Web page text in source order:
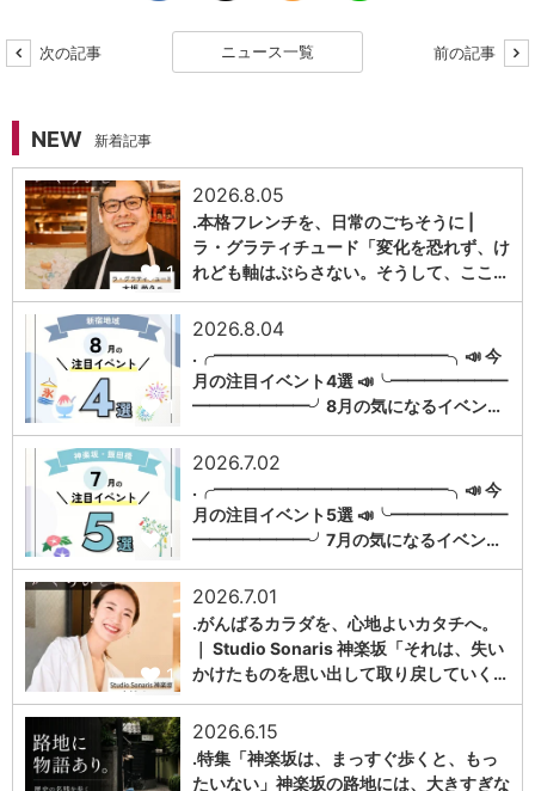
次の記事 ニュース一覧 前の記事
NEW 新着記事
1
2026.8.05
.本格フレンチを、日常のごちそうに |
ラ・グラティチュード「変化を恐れず、け
れども軸はぶらさない。そうして、ここ…
1
2026.8.04
.╭━━━━━━━━━━━━━━╮📣 今
月の注目イベント4選 📣╰━━━━━━━
━━━━━━━╯8月の気になるイベン…
1
2026.7.02
.╭━━━━━━━━━━━━━━╮📣 今
月の注目イベント5選 📣╰━━━━━━━
━━━━━━━╯7月の気になるイベン…
1
2026.7.01
.がんばるカラダを、心地よいカタチへ。
｜ Studio Sonaris 神楽坂「それは、失い
かけたものを思い出して取り戻していく…
2026.6.15
.特集「神楽坂は、まっすぐ歩くと、もっ
たいない」神楽坂の路地には、大きすぎな